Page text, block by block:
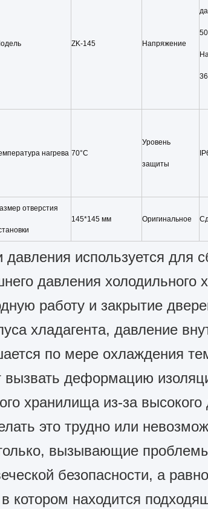
ZK-145 Напряжение
нагрева 70°C
Уровень
защиты
отверстия
145*145 мм Оригинальное
используется для
давления холодильного
работу и закрытие
хладагента, давление
по мере охлаждения
вызвать деформацию
хранилища из-за
это трудно или
вызывающие
безопасности, а
котором находится